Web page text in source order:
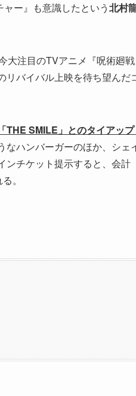
ー』も意識したという北村
大注目のTVアニメ『呪術廻
リバイバル上映を待ち望んだ
THE SMILE」とのタイアッ
なハンバーガーのほか、シェ
ンチケット提示すると、会計
。